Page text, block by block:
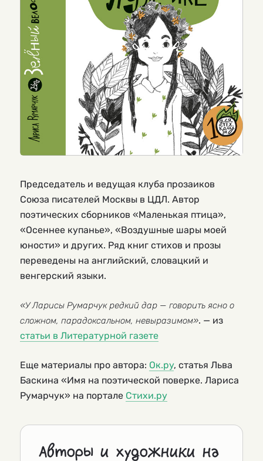
Председатель и ведущая клуба прозаиков
Союза писателей Москвы в ЦДЛ. Автор
поэтических сборников «Маленькая птица»,
«Осеннее купанье», «Воздушные шары моей
юности» и других. Ряд книг стихов и прозы
переведены на английский, словацкий и
венгерский языки.
«У Ларисы Румарчук редкий дар — говорить ясно о
сложном, парадоксальном, невыразимом». — из
статьи в Литературной газете
Еще материалы про автора: Ок.ру, статья Льва
Баскина «Имя на поэтической поверке. Лариса
Румарчук» на портале Стихи.ру
Авторы и художники на